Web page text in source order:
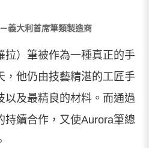
義大利首席筆類製造商
拉）筆被作為一種真正的手
，他仍由技藝精湛的工匠手
以及最精良的材料。而通過
持續合作，又使Aurora筆總